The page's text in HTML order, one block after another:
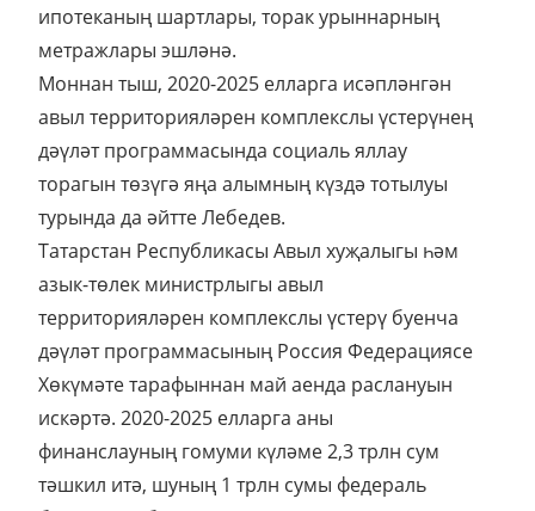
ипотеканың шартлары, торак урыннарның
метражлары эшләнә.
Моннан тыш, 2020-2025 елларга исәпләнгән
авыл территорияләрен комплекслы үстерүнең
дәүләт программасында социаль яллау
торагын төзүгә яңа алымның күздә тотылуы
турында да әйтте Лебедев.
Татарстан Республикасы Авыл хуҗалыгы һәм
азык-төлек министрлыгы авыл
территорияләрен комплекслы үстерү буенча
дәүләт программасының Россия Федерациясе
Хөкүмәте тарафыннан май аенда раслануын
искәртә. 2020-2025 елларга аны
финанслауның гомуми күләме 2,3 трлн сум
тәшкил итә, шуның 1 трлн сумы федераль